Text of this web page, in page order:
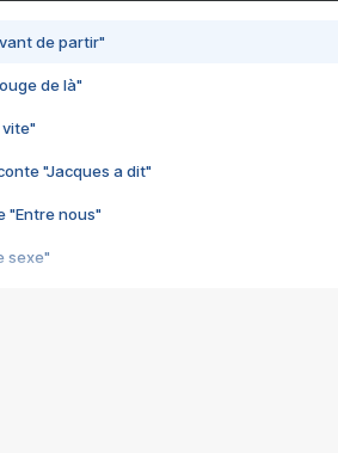
de partir"
de là"
vite"
"Jacques a dit"
"Entre nous"
sexe"